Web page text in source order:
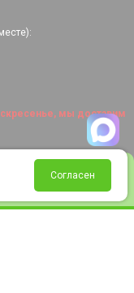
Избранное Корзина
мы доставим
Согласен